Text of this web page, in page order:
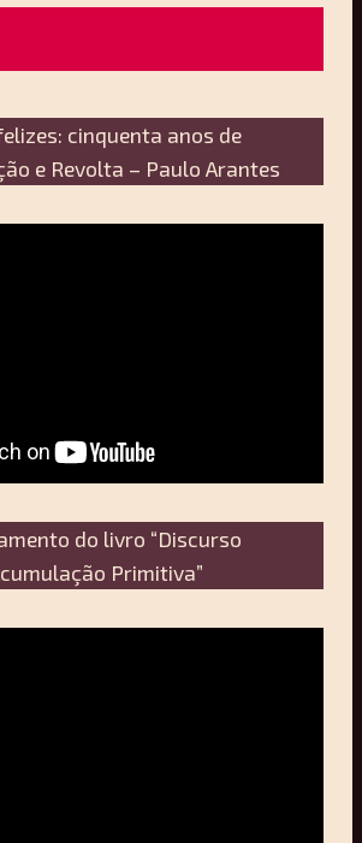
cinquenta anos de
e Revolta – Paulo Arantes
do livro “Discurso
Primitiva”